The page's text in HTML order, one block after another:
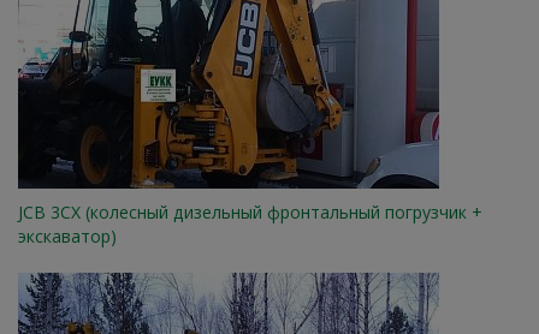
JCB 3CX (колесный дизельный фронтальный погрузчик +
экскаватор)